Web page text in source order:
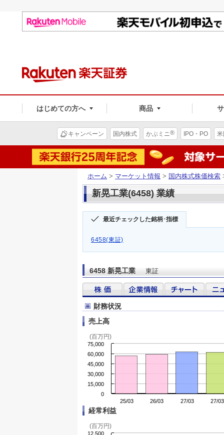
はじめての方へ 商品
キャンペーン 国内株式 かぶミニ® IPO・PO
ホーム > マーケット情報 > 国内株式株価検索
新晃工業(6458) 業績
最近チェックした銘柄･指標
6458(東証)
6458 新晃工業 東証